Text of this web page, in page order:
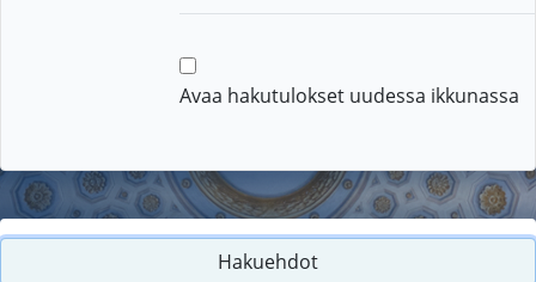
Avaa hakutulokset uudessa ikkunassa
Hakuehdot